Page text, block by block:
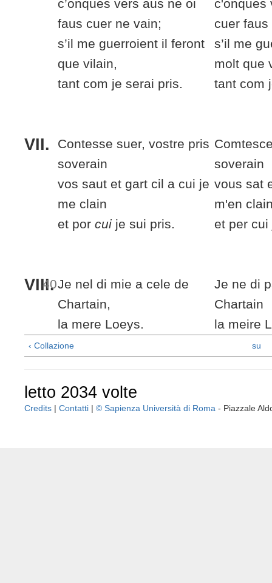
c’onques vers aus ne oi
faus cuer ne vain;
s’il me guerroient il feront
que vilain,
tant com je serai pris.
cuer faus
s’il me
moltque
tant com
VII.
Contesse suer, vostre pris
soverain
vos saut et gart cil a cui je
me clain
et por cui je sui pris.
soverain
vous sat
m'en
et per
VIII.
40Je nel di mie a cele de
Chartain,
la mere Loeys.
Je ne di
Chartain
la meire
‹ Collazione su
letto 2034 volte
Credits | Contatti | © Sapienza Università di Roma - Piazzale